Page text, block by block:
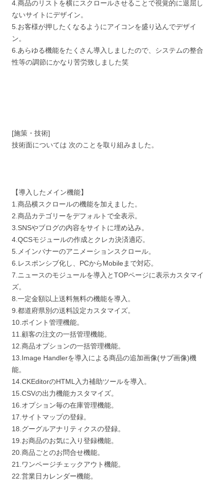
4.商品のリストを横にスクロールさせることで視覚的に退屈し
ないサイトにデザイン。
5.お客様が押したくなるようにアイコンを盛り込んでデザイ
ン。
6.あらゆる機能をたくさん導入しましたので、システムの整合
性等の調節にかなり苦労致しました笑
[施策・技術]
技術面については 次のことを取り組みました。
【導入したメイン機能】
1.商品横スクロールの機能を加えました。
2.商品カテゴリーをデフォルトで全表示。
3.SNSやブログの内容をサイトに埋め込み。
4.QCSモジュールの作成とクレカ決済適応。
5.メインバナーのアニメーションスクロール。
6.レスポンシブ化し、PCからMobileまで対応。
7.ニュースのモジュールを導入とTOPページに表示カスタマイ
ズ。
8.一定金額以上送料無料の機能を導入。
9.都道府県別の送料設定カスタマイズ。
10.ポイント管理機能。
11.顧客の注文の一括管理機能。
12.商品オプションの一括管理機能。
13.Image Handlerを導入による商品の追加画像(サブ画像)機
能。
14.CKEditorのHTML入力補助ツールを導入。
15.CSVの出力機能カスタマイズ。
16.オプション毎の在庫管理機能。
17.サイトマップの登録。
18.グーグルアナリティクスの登録。
19.お商品のお気に入り登録機能。
20.商品ごとのお問合せ機能。
21.ワンページチェックアウト機能。
22.営業日カレンダー機能。